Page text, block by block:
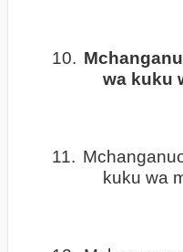
10.
wa kuku
11.
kuku wa